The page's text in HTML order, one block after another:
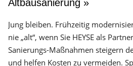
Altbausanierung »
Jung bleiben. Frühzeitig
nie „alt“, wenn Sie HEYSE als
Sanierungs-Maßnahmen steigern
und helfen Kosten zu vermeiden.